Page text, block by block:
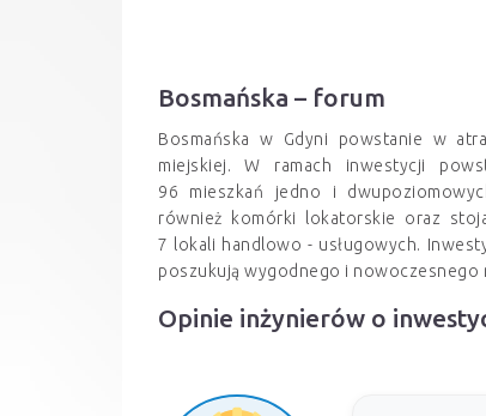
Bosmańska – forum
Bosmańska w Gdyni powstanie w
miejskiej. W ramach inwestycji
96 mieszkań jedno i
również komórki lokatorskie oraz
7 lokali handlowo - usługowych.
poszukują wygodnego i nowoczesnego
Opinie inżynierów o